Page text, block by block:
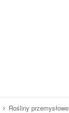
Rośliny przemysłowe